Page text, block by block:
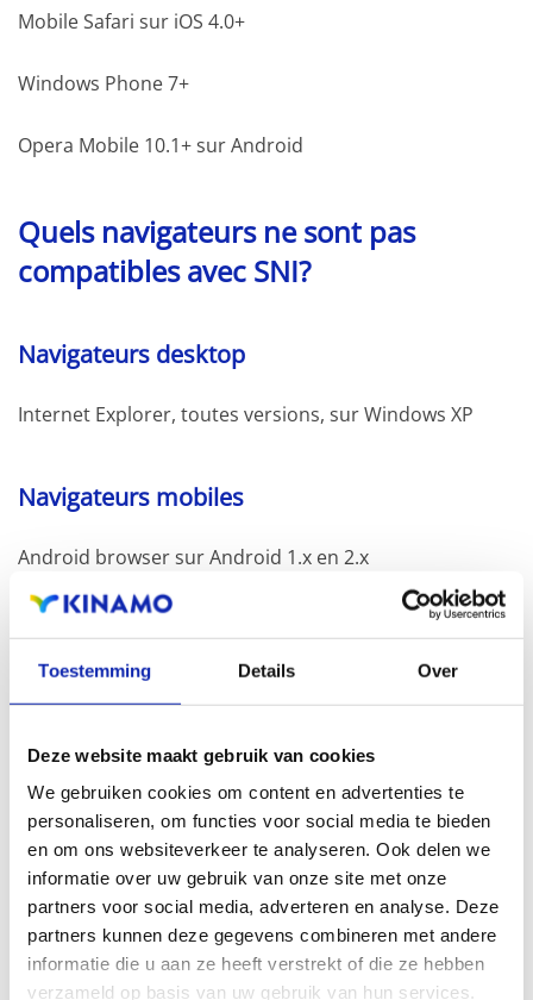
Toestemming Details Over
Deze website maakt gebruik van cookies
We gebruiken cookies om content en advertenties te
personaliseren, om functies voor social media te bieden
en om ons websiteverkeer te analyseren. Ook delen we
informatie over uw gebruik van onze site met onze
partners voor social media, adverteren en analyse. Deze
partners kunnen deze gegevens combineren met andere
informatie die u aan ze heeft verstrekt of die ze hebben
verzameld op basis van uw gebruik van hun services.
Mobile Safari sur iOS 4.0+
Windows Phone 7+
Opera Mobile 10.1+ sur Android
Quels navigateurs ne sont pas
compatibles avec SNI?
Navigateurs desktop
Internet Explorer, toutes versions, sur Windows XP
Navigateurs mobiles
Android browser sur Android 1.x en 2.x
Articles connexes
OpenSSL - commandes utiles
OpenSSL est véritablement le couteau suisse de la
gestion de certificats, mais à l'instar du canif suisse, on
passe un...